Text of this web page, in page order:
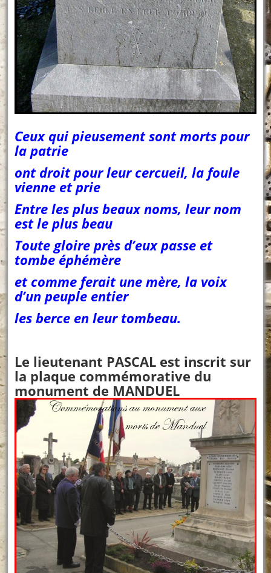
Ceux qui pieusement sont morts pour
la patrie
ont droit pour leur cercueil, la foule
vienne et prie
Entre les plus beaux noms, leur nom
est le plus beau
Toute gloire près d’eux passe et
tombe éphémère
et comme ferait une mère, la voix
d’un peuple entier
les berce en leur tombeau.
Le lieutenant PASCAL est inscrit sur
la plaque commémorative du
monument de MANDUEL